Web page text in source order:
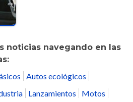
noticias navegando en las
Autos ecológicos
Lanzamientos
Motos